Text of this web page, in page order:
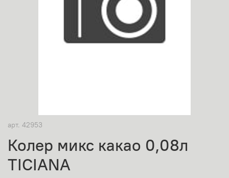
арт. 42953
Колер микс какао 0,08л
TICIANA